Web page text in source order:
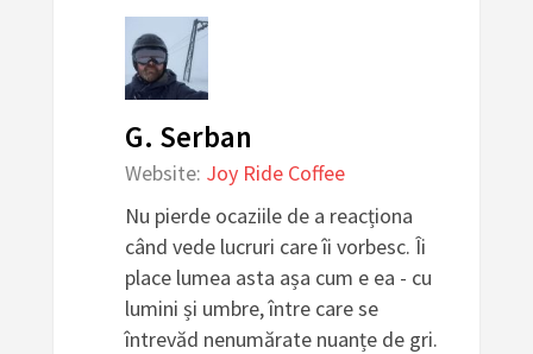
G. Serban
Website: Joy Ride Coffee
Nu pierde ocaziile de a reacționa
când vede lucruri care îi vorbesc. Îi
place lumea asta așa cum e ea - cu
lumini și umbre, între care se
întrevăd nenumărate nuanțe de gri.